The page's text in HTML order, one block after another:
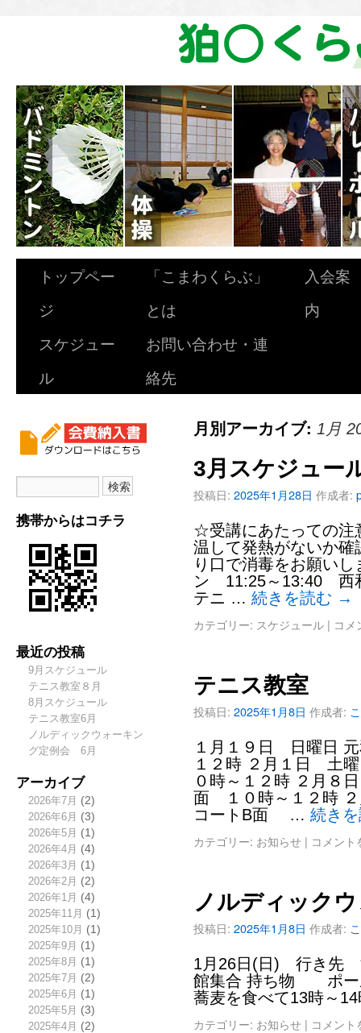
トップペー
ジ
「こまわくらぶ」
とは
入会案
内
スケジュー
ル
お問い合わせ・連
絡先
携帯からはコチラ
最近の投稿
9月スケジュール
テニス教室８月
8月スケジュール
テニス教室6月
ノルディックウォーキン
グ定例会 6月
アーカイブ
2026年7月 (2)
2026年6月 (3)
2026年5月 (1)
2026年4月 (4)
2026年3月 (1)
2026年2月 (2)
2026年1月 (4)
2025年11月 (1)
2025年10月 (1)
2025年9月 (1)
2025年8月 (1)
2025年7月 (2)
2025年6月 (1)
2025年5月 (3)
2025年4月 (2)
月別アーカイブ: 1月
3月スケジュー
投稿日: 2025年1月28日 作成者:
☆受講にあたっての注
温して発熱がないか
り口で消毒をお願い
ン 11:25～13:40 西
テニ … 続きを読む →
カテゴリー: スケジュール | コメ
テニス教室
投稿日: 2025年1月8日 作成者:
１月１９日 日曜日
１２時 ２月１日 土
０時～１２時 ２月８
面 １０時～１２時
コートB面 … 続き
カテゴリー: お知らせ | コメン
ノルディック
投稿日: 2025年1月8日 作成者:
1月26日(日) 行き先
館集合 持ち物 ポー
蕎麦を食べて13時～
カテゴリー: お知らせ | コメン